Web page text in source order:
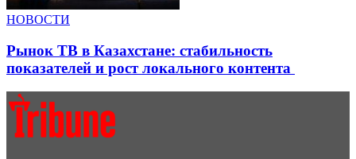
НОВОСТИ
Рынок ТВ в Казахстане: стабильность
показателей и рост локального контента